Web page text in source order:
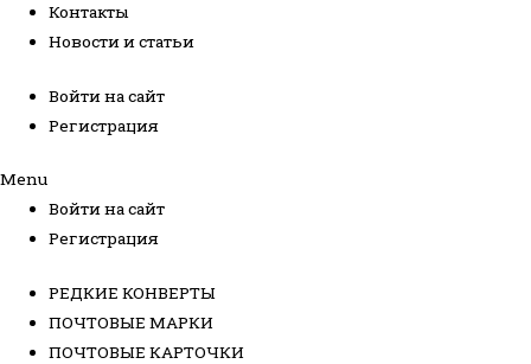
Контакты
Новости и статьи
Войти на сайт
Регистрация
Menu
Войти на сайт
Регистрация
РЕДКИЕ КОНВЕРТЫ
ПОЧТОВЫЕ МАРКИ
ПОЧТОВЫЕ КАРТОЧКИ